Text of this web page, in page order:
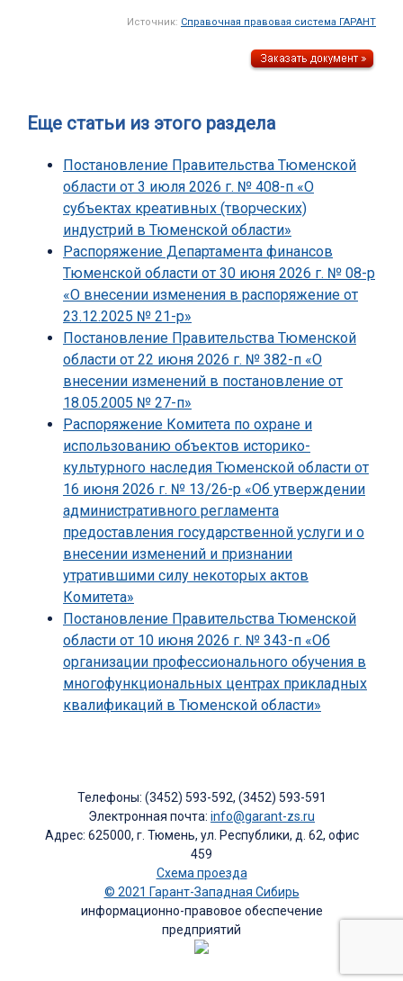
Источник: Справочная правовая система ГАРАНТ
Еще статьи из этого раздела
Постановление Правительства Тюменской
области от 3 июля 2026 г. № 408-п «О
субъектах креативных (творческих)
индустрий в Тюменской области»
Распоряжение Департамента финансов
Тюменской области от 30 июня 2026 г. № 08-р
«О внесении изменения в распоряжение от
23.12.2025 № 21-р»
Постановление Правительства Тюменской
области от 22 июня 2026 г. № 382-п «О
внесении изменений в постановление от
18.05.2005 № 27-п»
Распоряжение Комитета по охране и
использованию объектов историко-
культурного наследия Тюменской области от
16 июня 2026 г. № 13/26-р «Об утверждении
административного регламента
предоставления государственной услуги и о
внесении изменений и признании
утратившими силу некоторых актов
Комитета»
Постановление Правительства Тюменской
области от 10 июня 2026 г. № 343-п «Об
организации профессионального обучения в
многофункциональных центрах прикладных
квалификаций в Тюменской области»
Телефоны: (3452) 593-592, (3452) 593-591
Электронная почта: info@garant-zs.ru
Адрес: 625000, г. Тюмень, ул. Республики, д. 62, офис
459
Схема проезда
© 2021 Гарант-Западная Сибирь
информационно-правовое обеспечение
предприятий